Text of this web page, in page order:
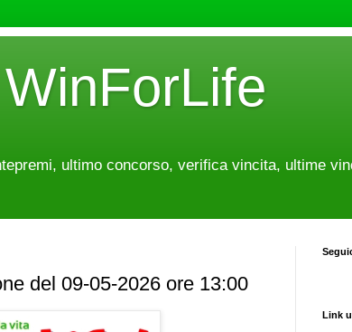
ultimo concorso, verifica vincita, ultime
del 09-05-2026 ore 13:00
Link